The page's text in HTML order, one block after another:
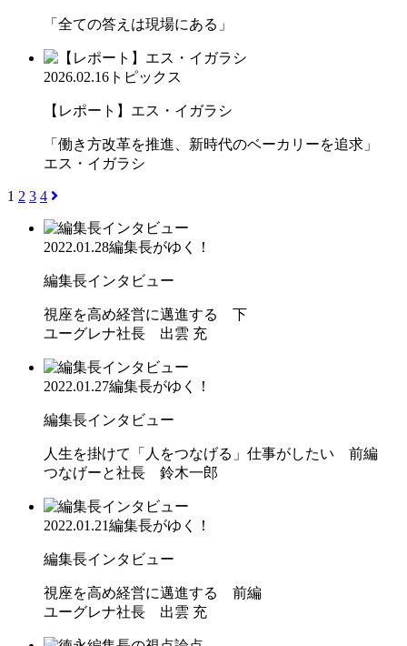
「全ての答えは現場にある」
2026.02.16 トピックス
【レポート】エス・イガラシ
「働き方改革を推進、新時代のベーカリーを追求」
エス・イガラシ
1 2 3 4
2022.01.28編集長がゆく！
編集長インタビュー
視座を高め経営に邁進する 下
ユーグレナ社長 出雲 充
2022.01.27編集長がゆく！
編集長インタビュー
人生を掛けて「人をつなげる」仕事がしたい 前編
つなげーと社長 鈴木一郎
2022.01.21編集長がゆく！
編集長インタビュー
視座を高め経営に邁進する 前編
ユーグレナ社長 出雲 充